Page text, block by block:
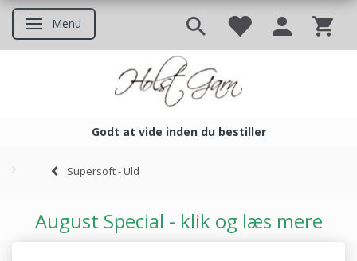
Skifte navigation
Menu
Godt at vide inden du bestiller
Supersoft - Uld
August Special - klik og læs mere